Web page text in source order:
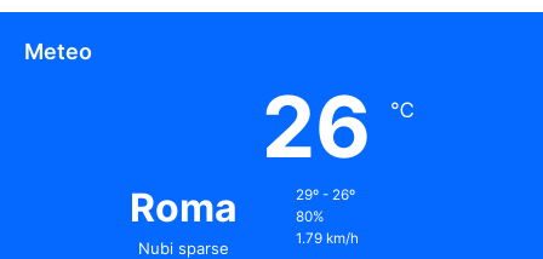
Meteo
Roma
Nubi sparse
26 ℃
29º - 26º
80%
1.79 km/h